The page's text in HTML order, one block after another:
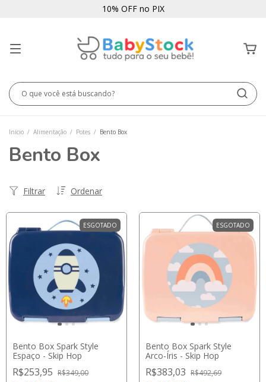
10% OFF no PIX
Início / Alimentação / Potes / Bento Box
Bento Box
Ordenar
Filtrar
ESGOTADO
Bento Box Spark Style
Espaço - Skip Hop
R$253,95 R$349,00
ESGOTADO
Bento Box Spark Style
Arco-Íris - Skip Hop
R$383,03 R$492,69